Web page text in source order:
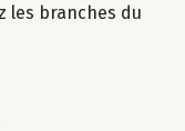
les branches du